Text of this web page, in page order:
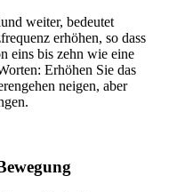
weiter, bedeutet
erhöhen, so dass
eins bis zehn wie eine
Erhöhen Sie das
neigen, aber